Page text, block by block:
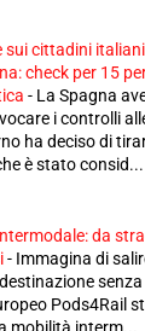
sui cittadini
check per 15
- La Spagna
i controlli
ha deciso di
è stato consid...
da
- Immagina di
Pods4Rail